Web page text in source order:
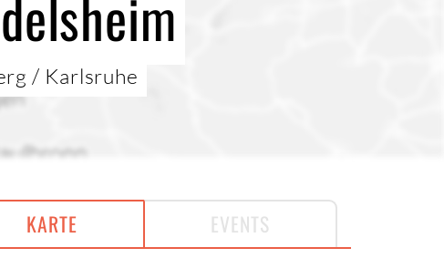
/ Karlsruhe
KARTE EVENTS